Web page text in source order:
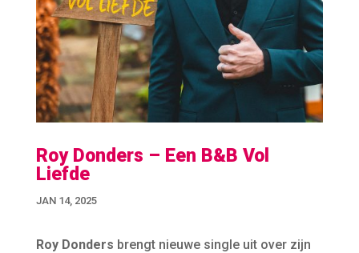
Roy Donders – Een B&B Vol
Liefde
JAN 14, 2025
Roy Donders brengt nieuwe single uit over zijn